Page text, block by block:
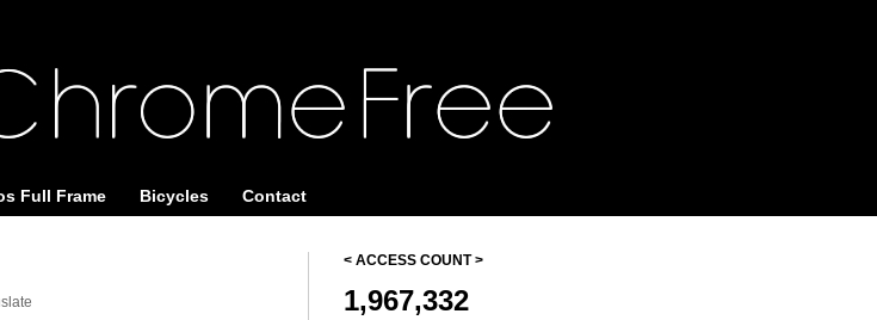
Full Frame Bicycles Contact
< ACCESS COUNT >
1,967,332